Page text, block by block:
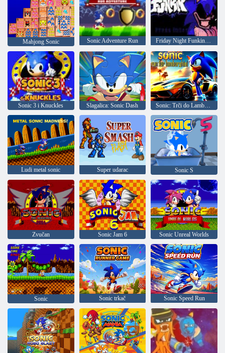
Mahjong Sonic Sonic Adventure Run Friday Night Funkin Smoke and Mirrors
Sonic 3 i Knuckles Slagalica: Sonic Dash Sonic: Trči do Lamborghinija
Ludi metal sonic Super udarac Sonic S
Zvučan Sonic Jam 6 Sonic Unreal Worlds
Sonic Sonic trkač Sonic Speed Run